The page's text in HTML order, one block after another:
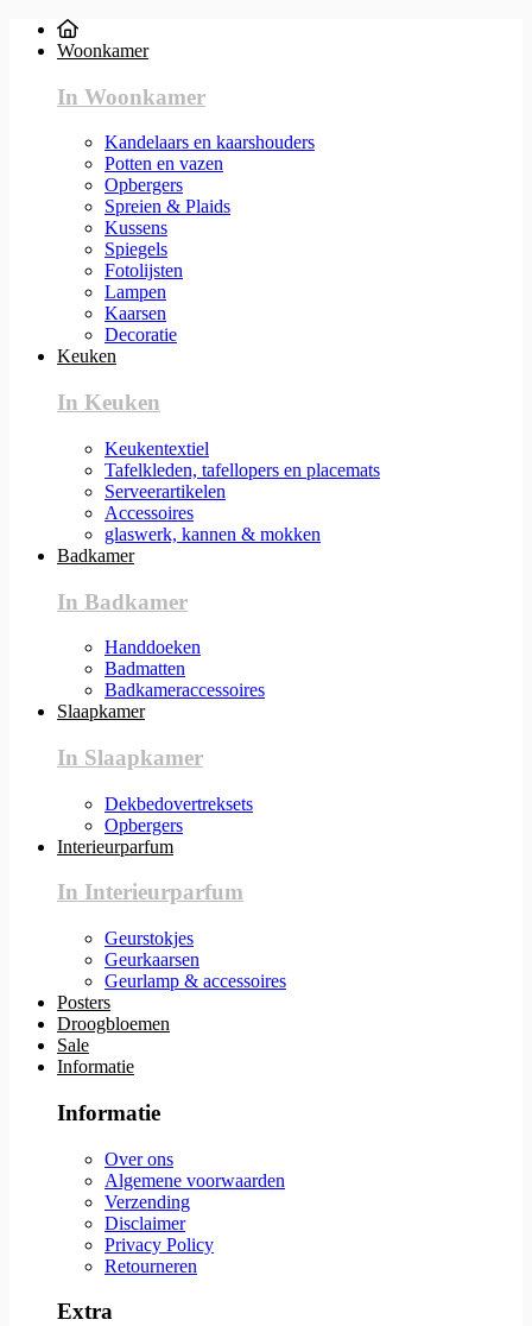
Woonkamer
In Woonkamer
Kandelaars en kaarshouders
Potten en vazen
Opbergers
Spreien & Plaids
Kussens
Spiegels
Fotolijsten
Lampen
Kaarsen
Decoratie
Keuken
In Keuken
Keukentextiel
Tafelkleden, tafellopers en placemats
Serveerartikelen
Accessoires
glaswerk, kannen & mokken
Badkamer
In Badkamer
Handdoeken
Badmatten
Badkameraccessoires
Slaapkamer
In Slaapkamer
Dekbedovertreksets
Opbergers
Interieurparfum
In Interieurparfum
Geurstokjes
Geurkaarsen
Geurlamp & accessoires
Posters
Droogbloemen
Sale
Informatie
Informatie
Over ons
Algemene voorwaarden
Verzending
Disclaimer
Privacy Policy
Retourneren
Extra